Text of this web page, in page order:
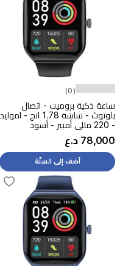
(0)
ساعة ذكية بروميت - اتصال
بلوتوث - شاشة 1.78 انج - اموليد
- 220 مللي أمبير - أسود
78,000 د.ع
أضف إلى السلّة